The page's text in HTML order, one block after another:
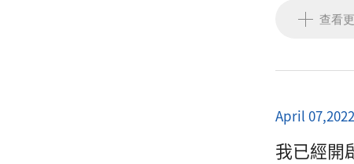
查看
April 07,2022
我已經開